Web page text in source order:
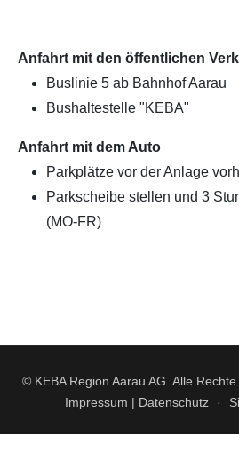
Anfahrt mit den öffentlichen
Buslinie 5 ab Bahnhof Aarau
Bushaltestelle "KEBA"
Anfahrt mit dem Auto
Parkplätze vor der Anlage
Parkscheibe stellen und 3
(MO-FR)
© KEBA Region Aarau AG. Alle
Impressum | Datenschutz